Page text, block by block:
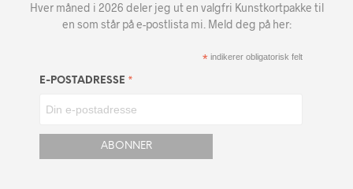
Hver måned i 2026 deler jeg ut en valgfri Kunstkortpakke til
en som står på e-postlista mi. Meld deg på her:
* indikerer obligatorisk felt
E-POSTADRESSE *